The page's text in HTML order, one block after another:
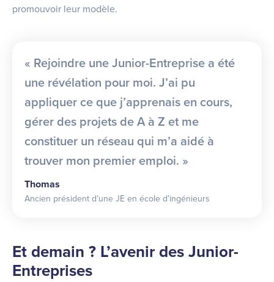
promouvoir leur modèle.
« Rejoindre une Junior-Entreprise a été
une révélation pour moi. J’ai pu
appliquer ce que j’apprenais en cours,
gérer des projets de A à Z et me
constituer un réseau qui m’a aidé à
trouver mon premier emploi. »
Thomas
Ancien président d’une JE en école d’ingénieurs
Et demain ? L’avenir des Junior-
Entreprises